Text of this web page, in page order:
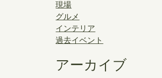
現場
グルメ
インテリア
過去イベント
アーカイブ